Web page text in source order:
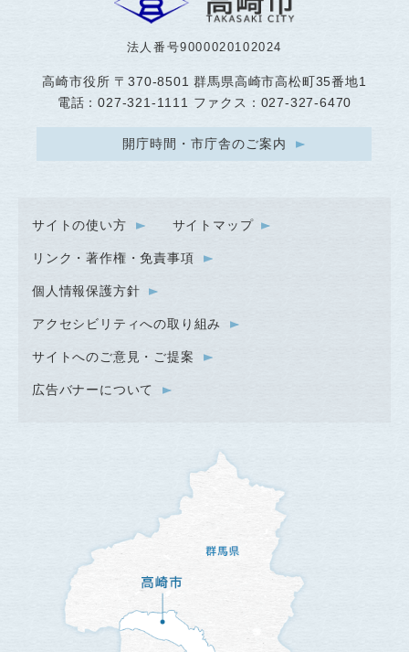
法人番号9000020102024
高崎市役所 〒370-8501 群馬県高崎市高松町35番地1
電話：027-321-1111 ファクス：027-327-6470
開庁時間・市庁舎のご案内
サイトの使い方 サイトマップ
リンク・著作権・免責事項
個人情報保護方針
アクセシビリティへの取り組み
サイトへのご意見・ご提案
広告バナーについて